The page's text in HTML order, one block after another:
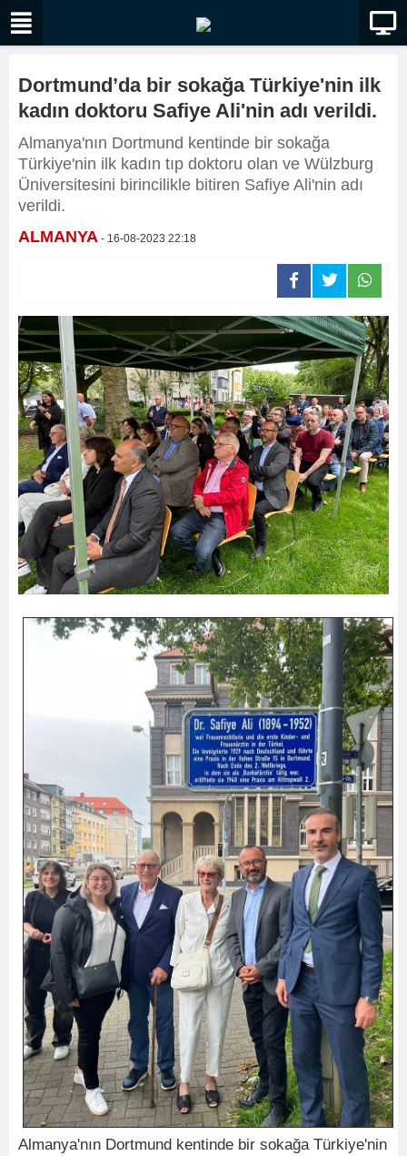
Dortmund’da bir sokağa Türkiye'nin ilk
kadın doktoru Safiye Ali'nin adı verildi.
Almanya'nın Dortmund kentinde bir sokağa
Türkiye'nin ilk kadın tıp doktoru olan ve Wülzburg
Üniversitesini birincilikle bitiren Safiye Ali'nin adı
verildi.
ALMANYA - 16-08-2023 22:18
Almanya'nın Dortmund kentinde bir sokağa Türkiye'nin